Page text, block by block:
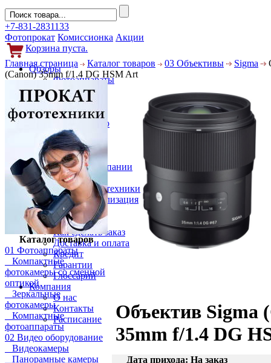
+7-831-2831133
Фотопрокат Комиссионка Акции
Корзина пуста.
Обзоры
Фотоаппараты
Объективы
Фильтры
Новости
Фото и видео
Гаджеты
Аксессуары
Слухи
Новости компании
Услуги
Прокат фототехники
Выкуп и реализация
Покупателям
Акции
Как сделать заказ
Доставка и оплата
Кредит
Гарантии
Глоссарий
Компания
О нас
Контакты
Расписание
Главная страница Каталог товаров 03 Объективы Sigma
(Canon) 35mm f/1.4 DG HSM Art
Каталог товаров
01 Фотоаппараты
Компактные
фотокамеры со сменной
оптикой
Зеркальные
фотокамеры
Компактные
фотоаппараты
02 Видео оборудование
Видеокамеры
Панорамные камеры
Объектив Sigma
35mm f/1.4 DG
Дата прихода: На заказ